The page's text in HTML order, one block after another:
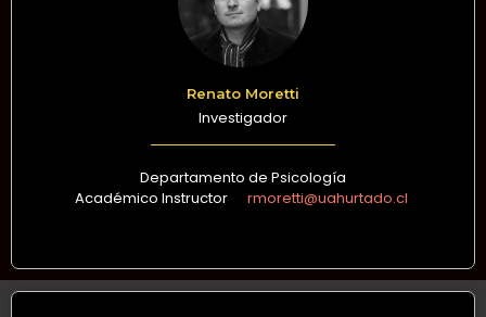
Renato Moretti
Investigador
Departamento de Psicología
Académico Instructor rmoretti@uahurtado.cl